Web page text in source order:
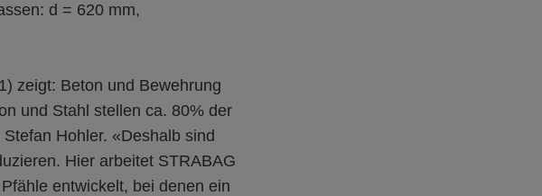
d = 620 mm,
zeigt: Beton und Bewehrung
und Stahl stellen ca. 80% der
Hohler. «Deshalb sind
Hier arbeitet STRABAG
entwickelt, bei denen ein